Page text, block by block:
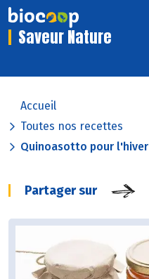
Saveur Nature
Accueil
Toutes nos recettes
Quinoasotto pour l'hiver
Partager sur